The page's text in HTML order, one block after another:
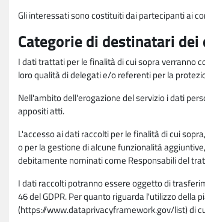
Gli interessati sono costituiti dai partecipanti ai
Categorie di destinatari
I dati trattati per le finalità di cui sopra verranno
loro qualità di delegati e/o referenti per la
Nell'ambito dell'erogazione del servizio i dati
appositi atti.
L'accesso ai dati raccolti per le finalità di cui
o per la gestione di alcune funzionalità
debitamente nominati come Responsabili del
I dati raccolti potranno essere oggetto di
46 del GDPR. Per quanto riguarda l'utilizzo
(https://www.dataprivacyframework.gov/list) di